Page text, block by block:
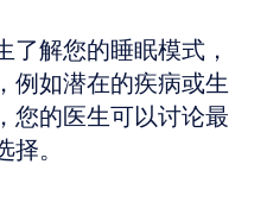
解您的睡眠模式，
，例如潜在的疾病或生
您的医生可以讨论最
。